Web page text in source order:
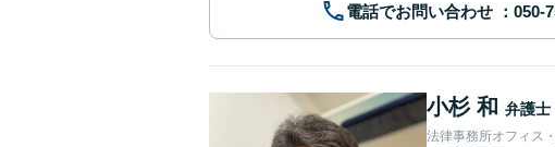
電話でお問い合わせ
小杉 和 弁護士
法律事務所オフィス